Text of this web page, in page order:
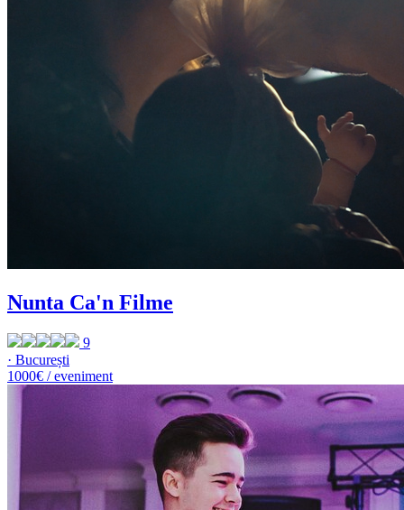
Nunta Ca'n Filme
9
· București
1000€ / eveniment